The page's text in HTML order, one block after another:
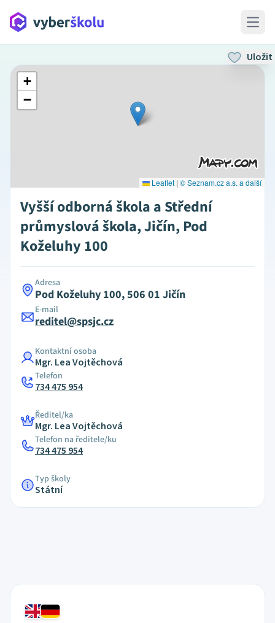
Open
Uložit
+
−
Leaflet | © Seznam.cz a.s. a další
Vyšší odborná škola a Střední
průmyslová škola, Jičín, Pod
Koželuhy 100
Adresa
Pod Koželuhy 100, 506 01 Jičín
E-mail
reditel@spsjc.cz
Kontaktní osoba
Mgr. Lea Vojtěchová
Telefon
734 475 954
Ředitel/ka
Mgr. Lea Vojtěchová
Telefon na ředitele/ku
734 475 954
Typ školy
Státní